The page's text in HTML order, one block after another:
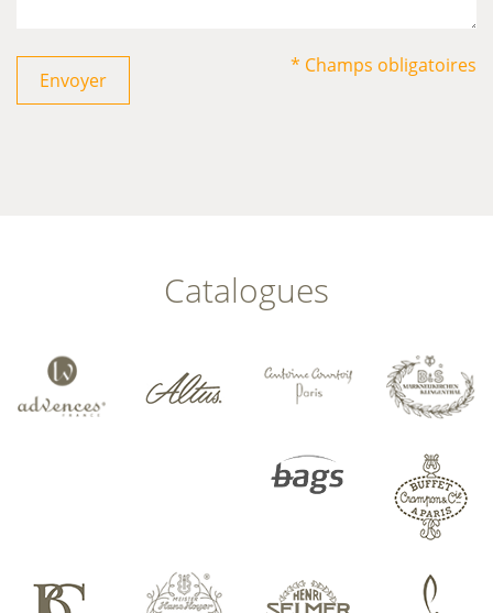
Envoyer
* Champs obligatoires
Catalogues